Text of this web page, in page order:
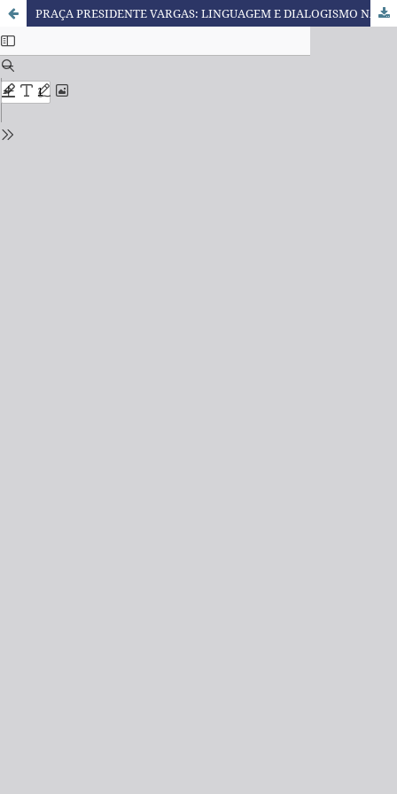
PRAÇA PRESIDENTE VARGAS: LINGUAGEM E DIALOGISMO NA RECONFIGURAÇÃO DO ESPAÇO PÚBLICO NA CIDADE DE PATO BRANCO (PR)